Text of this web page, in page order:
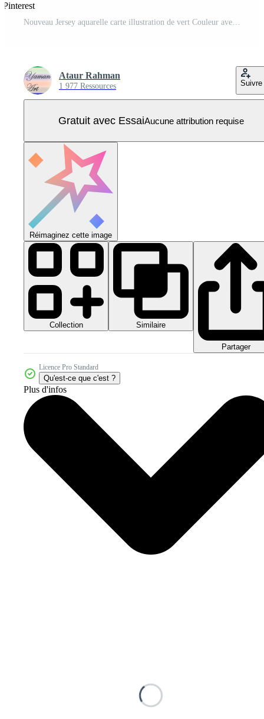
Pinterest
Nouveau Jersey aquarelle carte illustration de vert Couleur avec frontière ligne sur lumière Contexte en utilisant peindre brosse dans page Vecteur Pro
Ataur Rahman
1 977 Ressources Suivre
Gratuit avec EssaiAucune attribution requise
Réimaginez cette image
Collection Similaire
Partager
Licence Pro Standard
Qu'est-ce que c'est ?
Plus d'infos